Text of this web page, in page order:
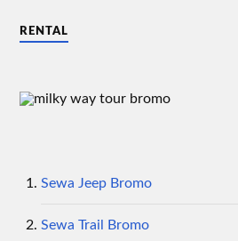
RENTAL
Sewa Jeep Bromo
Sewa Trail Bromo